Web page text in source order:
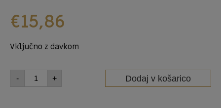
€15,86
Vključno z davkom
- + Dodaj v košarico